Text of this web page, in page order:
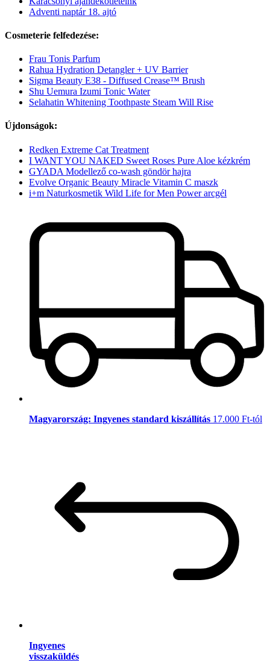
Adventi naptár 18. ajtó
Cosmeterie felfedezése:
Frau Tonis Parfum
Rahua Hydration Detangler + UV Barrier
Sigma Beauty E38 - Diffused Crease™ Brush
Shu Uemura Izumi Tonic Water
Selahatin Whitening Toothpaste Steam Will Rise
Újdonságok:
Redken Extreme Cat Treatment
I WANT YOU NAKED Sweet Roses Pure Aloe kézkrém
GYADA Modellező co-wash göndör hajra
Evolve Organic Beauty Miracle Vitamin C maszk
i+m Naturkosmetik Wild Life for Men Power arcgél
Magyarország: Ingyenes standard kiszállítás 17.000 Ft-tól
Ingyenes
visszaküldés